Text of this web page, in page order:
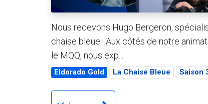
Nous recevons Hugo Bergeron,
chaise bleue . Aux côtés de notre
le MQQ, nous exp...
Eldorado Gold La Chaise Bleue Saison